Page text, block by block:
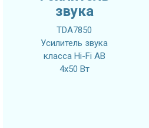
звука
TDA7850
Усилитель звука
класса Hi-Fi AB
4x50 Вт